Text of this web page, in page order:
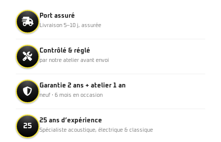
Port assuré
Livraison 5–10 j, assurée
Contrôlé & réglé
par notre atelier avant envoi
Garantie 2 ans + atelier 1 an
neuf · 6 mois en occasion
25
25 ans d’expérience
Spécialiste acoustique, électrique & classique